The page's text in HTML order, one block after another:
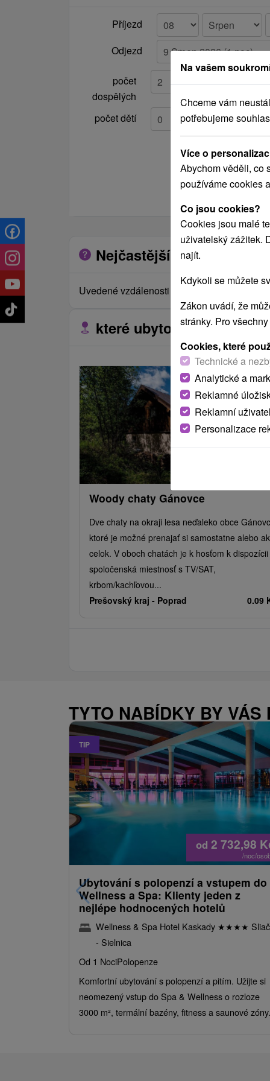
Příjezd
Odjezd
počet
dospělých
počet dětí
Nejčastější otázky o
Uvedené vzdálenosti jsou měřeny
které ubytovací zařízení
Woody chaty Gánovce
Dve chaty na okraji lesa neďaleko obce
ktoré je možné prenajať si samostatne alebo
celok. V oboch chatách je k hosťom k dispozícii
spoločenská miestnosť s TV/SAT,
krbom/kachľovou...
Prešovský kraj - Poprad 0.09
TYTO NABÍDKY BY VÁS
TIP
od 2 732,98
/noc/
Ubytování s polopenzí a vstupem do
Wellness a Spa: Klienty jeden z
nejlépe hodnocených hotelů
Wellness & Spa Hotel Kaskady ★★★★ Sliač
- Sielnica
Od 1 NociPolopenze
Komfortní ubytování s polopenzí a pitím. Užijte si
neomezený vstup do Spa & Wellness o rozloze
3000 m², termální bazény, fitness a saunové zóny.
Na vašem
Chceme vám
potřebujeme
Více o
Abychom věděli, co
používáme cookies
Co jsou cookies?
Cookies jsou malé
uživatelský zážitek.
najít.
Kdykoli se můžete
Zákon uvádí, že
stránky. Pro
Cookies, které
Technické a
Analytické a
Reklamné
Reklamní
Personalizace